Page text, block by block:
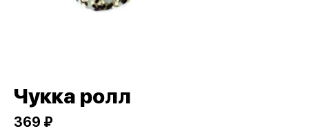
Чукка ролл
369 ₽